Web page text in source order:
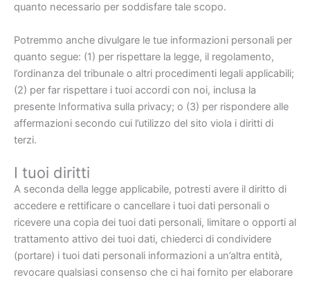
quanto necessario per soddisfare tale scopo.
Potremmo anche divulgare le tue informazioni personali per
quanto segue: (1) per rispettare la legge, il regolamento,
l’ordinanza del tribunale o altri procedimenti legali applicabili;
(2) per far rispettare i tuoi accordi con noi, inclusa la
presente Informativa sulla privacy; o (3) per rispondere alle
affermazioni secondo cui l’utilizzo del sito viola i diritti di
terzi.
I tuoi diritti
A seconda della legge applicabile, potresti avere il diritto di
accedere e rettificare o cancellare i tuoi dati personali o
ricevere una copia dei tuoi dati personali, limitare o opporti al
trattamento attivo dei tuoi dati, chiederci di condividere
(portare) i tuoi dati personali informazioni a un’altra entità,
revocare qualsiasi consenso che ci hai fornito per elaborare